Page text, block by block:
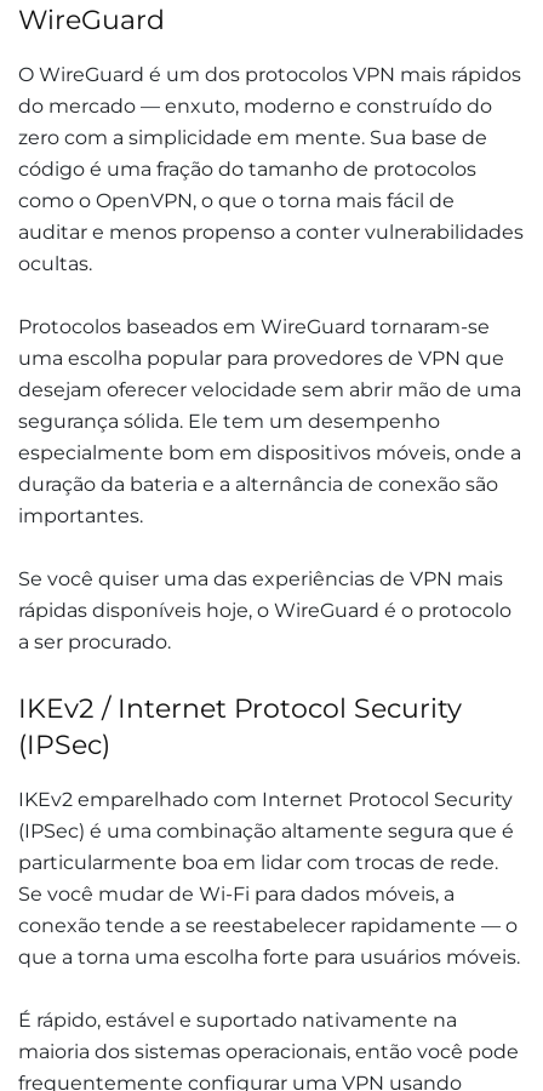
WireGuard
O WireGuard é um dos protocolos VPN mais rápidos
do mercado — enxuto, moderno e construído do
zero com a simplicidade em mente. Sua base de
código é uma fração do tamanho de protocolos
como o OpenVPN, o que o torna mais fácil de
auditar e menos propenso a conter vulnerabilidades
ocultas.
Protocolos baseados em WireGuard tornaram-se
uma escolha popular para provedores de VPN que
desejam oferecer velocidade sem abrir mão de uma
segurança sólida. Ele tem um desempenho
especialmente bom em dispositivos móveis, onde a
duração da bateria e a alternância de conexão são
importantes.
Se você quiser uma das experiências de VPN mais
rápidas disponíveis hoje, o WireGuard é o protocolo
a ser procurado.
IKEv2 / Internet Protocol Security
(IPSec)
IKEv2 emparelhado com Internet Protocol Security
(IPSec) é uma combinação altamente segura que é
particularmente boa em lidar com trocas de rede.
Se você mudar de Wi-Fi para dados móveis, a
conexão tende a se reestabelecer rapidamente — o
que a torna uma escolha forte para usuários móveis.
É rápido, estável e suportado nativamente na
maioria dos sistemas operacionais, então você pode
frequentemente configurar uma VPN usando